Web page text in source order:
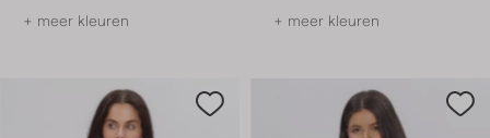
+ meer kleuren + meer kleuren